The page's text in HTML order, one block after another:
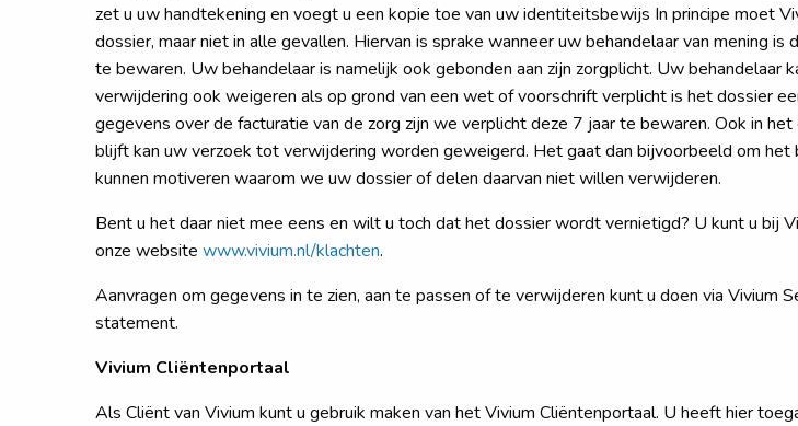
zet u uw handtekening en voegt u een kopie toe van uw identiteitsbewijs In principe moet
dossier, maar niet in alle gevallen. Hiervan is sprake wanneer uw behandelaar van mening
te bewaren. Uw behandelaar is namelijk ook gebonden aan zijn zorgplicht. Uw
verwijdering ook weigeren als op grond van een wet of voorschrift verplicht is het dossier
gegevens over de facturatie van de zorg zijn we verplicht deze 7 jaar te bewaren. Ook in
blijft kan uw verzoek tot verwijdering worden geweigerd. Het gaat dan bijvoorbeeld om
kunnen motiveren waarom we uw dossier of delen daarvan niet willen verwijderen.
Bent u het daar niet mee eens en wilt u toch dat het dossier wordt vernietigd? U kunt u bij
onze website www.vivium.nl/klachten.
Aanvragen om gegevens in te zien, aan te passen of te verwijderen kunt u doen via Vivium
statement.
Vivium Cliëntenportaal
Als Cliënt van Vivium kunt u gebruik maken van het Vivium Cliëntenportaal. U heeft hier